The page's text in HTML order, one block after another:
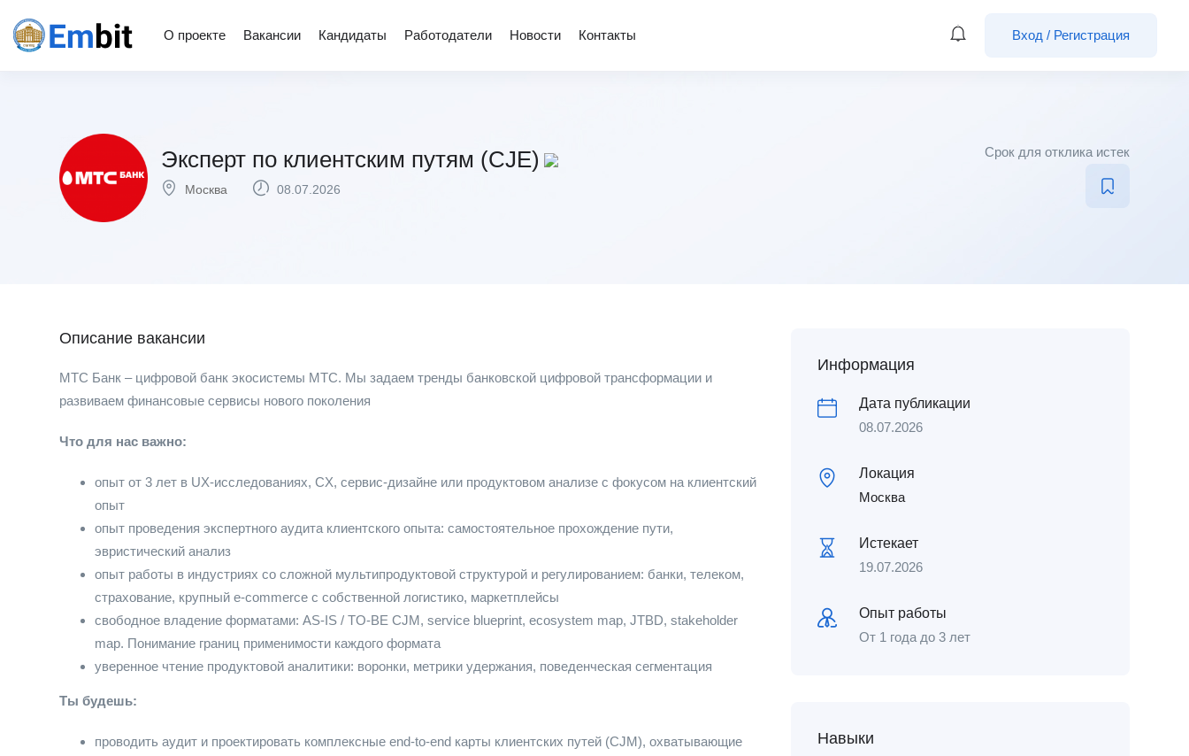
О проекте Вакансии Кандидаты Работодатели Новости Контакты Вход / Регистрация
Эксперт по клиентским путям (CJE)
Москва 08.07.2026
Срок для отклика истек
Описание вакансии
МТС Банк – цифровой банк экосистемы МТС. Мы задаем тренды банковской цифровой трансформации и
развиваем финансовые сервисы нового поколения
Что для нас важно:
опыт от 3 лет в UX-исследованиях, CX, сервис-дизайне или продуктовом анализе с фокусом на клиентский
опыт
опыт проведения экспертного аудита клиентского опыта: самостоятельное прохождение пути,
эвристический анализ
опыт работы в индустриях со сложной мультипродуктовой структурой и регулированием: банки, телеком,
страхование, крупный e-commerce с собственной логистико, маркетплейсы
свободное владение форматами: AS-IS / TO-BE CJM, service blueprint, ecosystem map, JTBD, stakeholder
map. Понимание границ применимости каждого формата
уверенное чтение продуктовой аналитики: воронки, метрики удержания, поведенческая сегментация
Ты будешь:
проводить аудит и проектировать комплексные end-to-end карты клиентских путей (CJM), охватывающие
Информация
Дата публикации
08.07.2026
Локация
Москва
Истекает
19.07.2026
Опыт работы
От 1 года до 3 лет
Навыки